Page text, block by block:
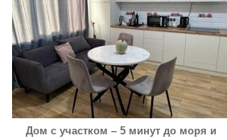
Дом с участком – 5 минут до моря и